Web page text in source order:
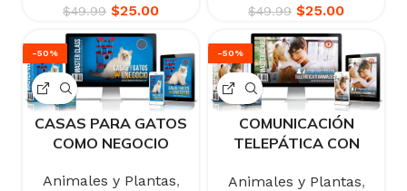
$49.99 $25.00 $49.99 $25.00
-50%
CASAS PARA GATOS
COMO NEGOCIO
Animales y Plantas,
-50%
COMUNICACIÓN
TELEPÁTICA CON
Animales y Plantas,